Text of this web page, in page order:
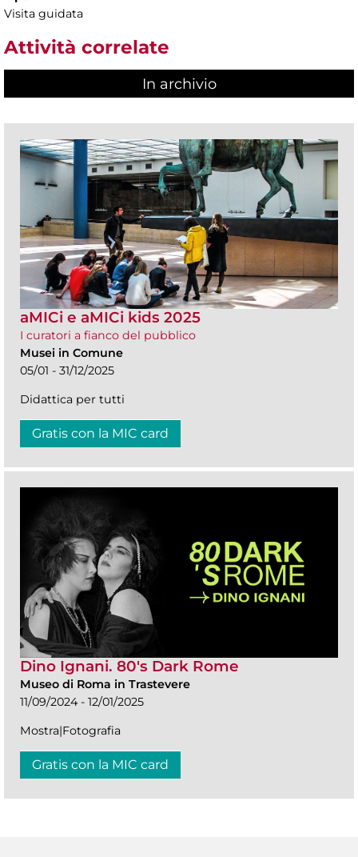
Visita guidata
Attività correlate
In archivio
aMICi e aMICi kids 2025
I curatori a fianco del pubblico
Musei in Comune
05/01 - 31/12/2025
Didattica per tutti
Gratis con la MIC card
Dino Ignani. 80's Dark Rome
Museo di Roma in Trastevere
11/09/2024 - 12/01/2025
Mostra|Fotografia
Gratis con la MIC card